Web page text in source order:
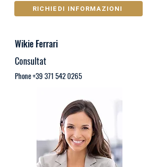
RICHIEDI INFORMAZIONI
Wikie Ferrari
Consultat
Phone+39 371 542 0265